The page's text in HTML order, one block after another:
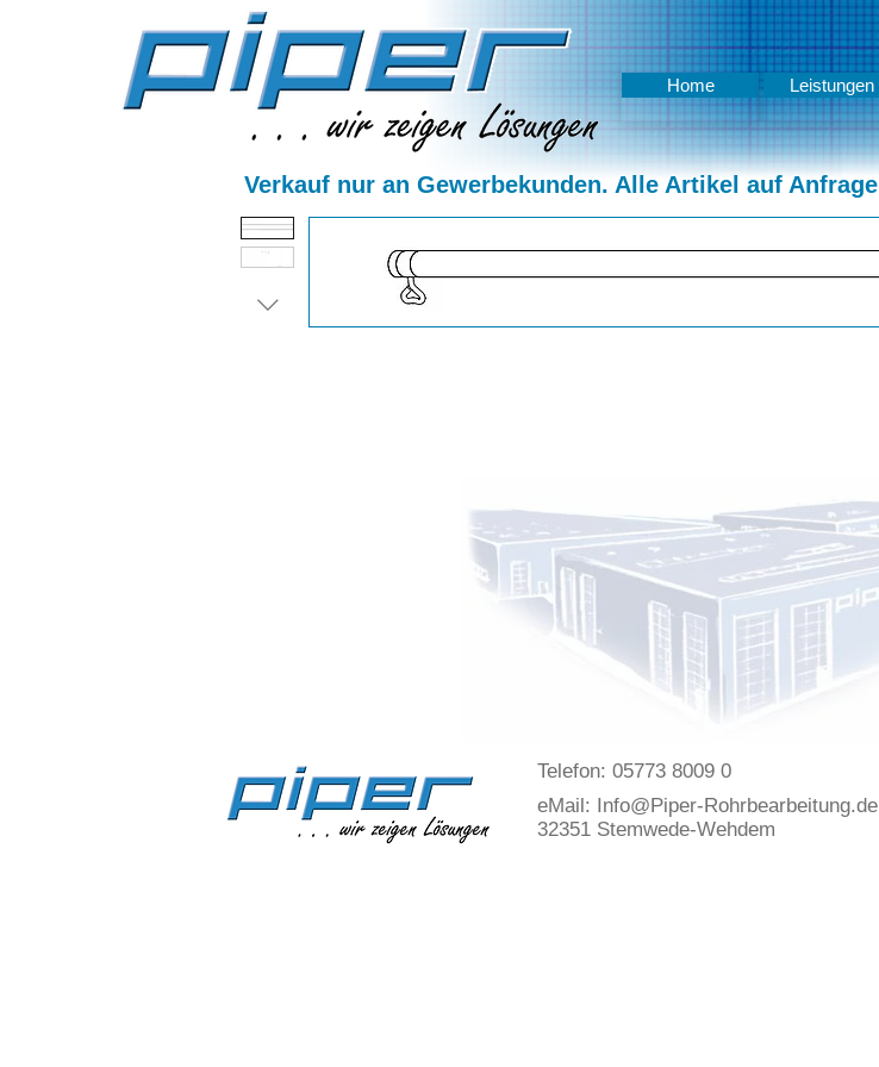
Verkauf nur an Gewerbekunden. Alle Artikel auf
Home Leistungen
Telefon: 05773 8009 0
eMail: Info@Piper-Rohrbearbeitung.de
32351 Stemwede-Wehdem